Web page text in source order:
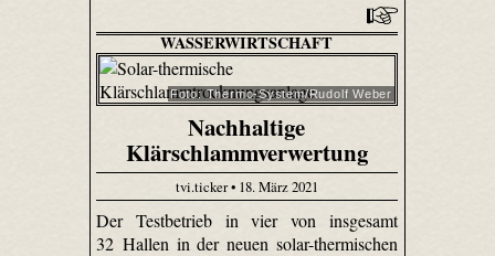
WASSERWIRTSCHAFT
Foto: Thermo-System/Rudolf Weber
Nachhaltige
Klärschlammverwertung
tvi.ticker • 18. März 2021
Der Testbetrieb in vier von insgesamt
32 Hallen in der neuen solar-thermischen